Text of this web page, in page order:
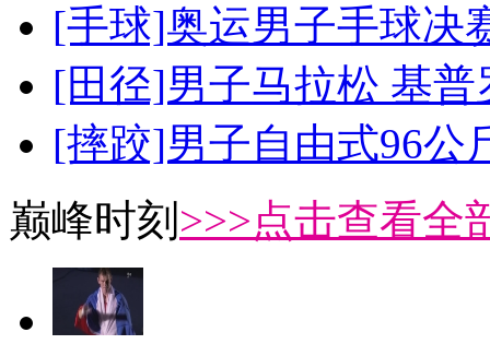
[手球]奥运男子手球决
[田径]男子马拉松 基
[摔跤]男子自由式96公
巅峰时刻 >>>点击查看全